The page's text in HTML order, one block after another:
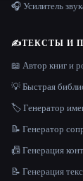
🎧 Усилитель
✍️ТЕКСТЫ И
📖 Автор книг и
💡 Быстрая
🏷️ Генератор
📝 Генератор
📠 Генерация
📝 Генерация